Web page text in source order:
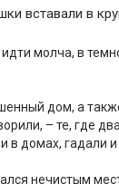
вставали в
молча, в
дом, а
– те, где
в домах, гадали и
нечистым